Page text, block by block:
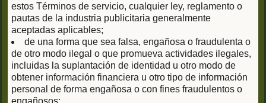
estos Términos de servicio, cualquier ley, reglamento o
pautas de la industria publicitaria generalmente
aceptadas aplicables;
de una forma que sea falsa, engañosa o fraudulenta o
de otro modo ilegal o que promueva actividades ilegales,
incluidas la suplantación de identidad u otro modo de
obtener información financiera u otro tipo de información
personal de forma engañosa o con fines fraudulentos o
engañosos;